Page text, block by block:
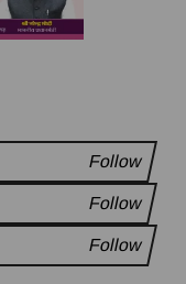
Follow
Follow
Follow